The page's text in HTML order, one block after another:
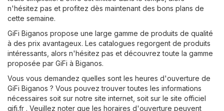
n'hésitez pas et profitez dès maintenant des bons plans de
cette semaine.
GiFi Biganos propose une large gamme de produits de qualité
à des prix avantageux. Les catalogues regorgent de produits
intéressants, alors n'hésitez pas et découvrez toute la gamme
proposée par GiFi à Biganos.
Vous vous demandez quelles sont les heures d'ouverture de
GiFi Biganos ? Vous pouvez trouver toutes les informations
nécessaires soit sur notre site internet, soit sur le site officiel
gifi.fr . Veuillez noter que les horaires d'ouverture peuvent